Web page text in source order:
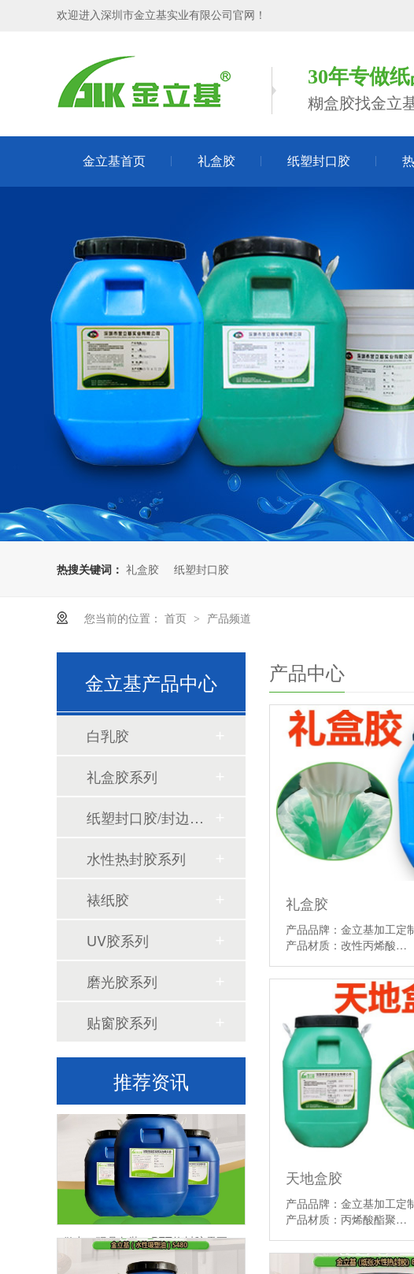
欢迎进入深圳市金立基实业有限公司官网！
30年专做
糊盒胶找金立
金立基首页 礼盒胶 纸塑封口胶
热搜关键词： 礼盒胶 纸塑封口胶
您当前的位置： 首页 > 产品频道
产品中心
礼盒胶
产品品牌：金立基加工定
产品材质：改性丙烯酸…
天地盒胶
产品品牌：金立基加工定
产品材质：丙烯酸酯聚…
金立基产品中心
白乳胶
礼盒胶系列
纸塑封口胶/封边胶系列
水性热封胶系列
裱纸胶
UV胶系列
磨光胶系列
贴窗胶系列
推荐资讯
做出口玩具包装，PET热封胶需要重视哪些合规风险